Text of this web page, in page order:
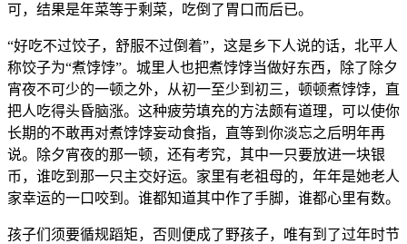
可，结果是年菜等于剩菜，吃倒了胃口而后已。
“好吃不过饺子，舒服不过倒着”，这是乡下人说的话，北平人
称饺子为“煮饽饽”。城里人也把煮饽饽当做好东西，除了除夕
宵夜不可少的一顿之外，从初一至少到初三，顿顿煮饽饽，直
把人吃得头昏脑涨。这种疲劳填充的方法颇有道理，可以使你
长期的不敢再对煮饽饽妄动食指，直等到你淡忘之后明年再
说。除夕宵夜的那一顿，还有考究，其中一只要放进一块银
币，谁吃到那一只主交好运。家里有老祖母的，年年是她老人
家幸运的一口咬到。谁都知道其中作了手脚，谁都心里有数。
孩子们须要循规蹈矩，否则便成了野孩子，唯有到了过年时节